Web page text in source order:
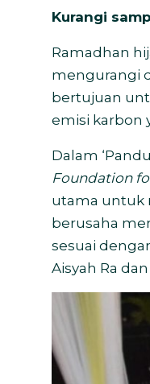
Kurangi
Ramadhan
mengurangi
bertujuan
emisi karbon
Dalam
Foundation
utama untuk
berusaha
sesuai
Aisyah Ra